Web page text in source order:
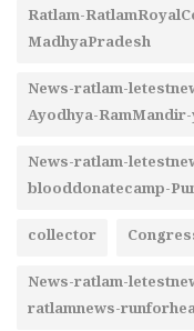
Ratlam-
MadhyaPradesh
News-ratlam-
Ayodhya-
News-ratlam-
blooddonatecamp-
collector
News-ratlam-
ratlamnews-